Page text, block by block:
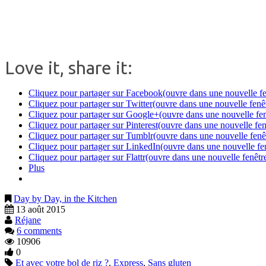
Love it, share it:
Cliquez pour partager sur Facebook(ouvre dans une nouvelle
Cliquez pour partager sur Twitter(ouvre dans une nouvelle
Cliquez pour partager sur Google+(ouvre dans une nouvelle
Cliquez pour partager sur Pinterest(ouvre dans une nouvelle
Cliquez pour partager sur Tumblr(ouvre dans une nouvelle
Cliquez pour partager sur LinkedIn(ouvre dans une nouvelle
Cliquez pour partager sur Flattr(ouvre dans une nouvelle
Plus
Day by Day, in the Kitchen
13 août 2015
Réjane
6 comments
10906
0
Et avec votre bol de riz ?, Express, Sans gluten